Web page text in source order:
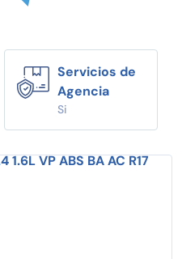
Servicios de
Agencia
Si
1.6L VP ABS BA AC R17